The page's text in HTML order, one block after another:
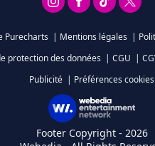
Purecharts | Mentions légales |
protection des données | CGU |
Publicité | Préférences cookies
Footer Copyright - 2026